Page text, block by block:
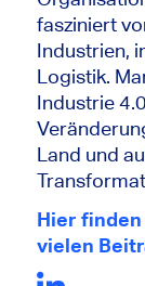
fasziniert
Industrien,
Logistik.
Industrie
Land und
Hier finden
vielen